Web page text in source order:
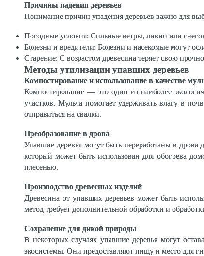
Причины падения деревьев
Понимание причин упадения деревьев важно для
Погодные условия: Сильные ветры, ливни или
Болезни и вредители: Болезни и насекомые могут
Старение: С возрастом древесина теряет свою
Методы утилизации упавших деревьев
Компостирование и использование в качестве
Компостирование — это один из наиболее
участков. Мульча помогает удерживать влагу в
отправиться на свалки.
Преобразование в дрова
Упавшие деревья могут быть переработаны в
который может быть использован для обогрева
плесенью.
Производство древесных изделий
Древесина от упавших деревьев может быть
метод требует дополнительной обработки и
Сохранение для дикой природы
В некоторых случаях упавшие деревья могут
экосистемы. Они предоставляют пищу и место для